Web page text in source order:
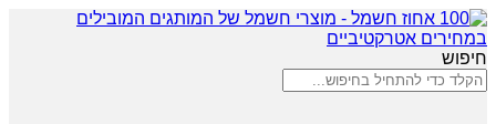
חיפוש